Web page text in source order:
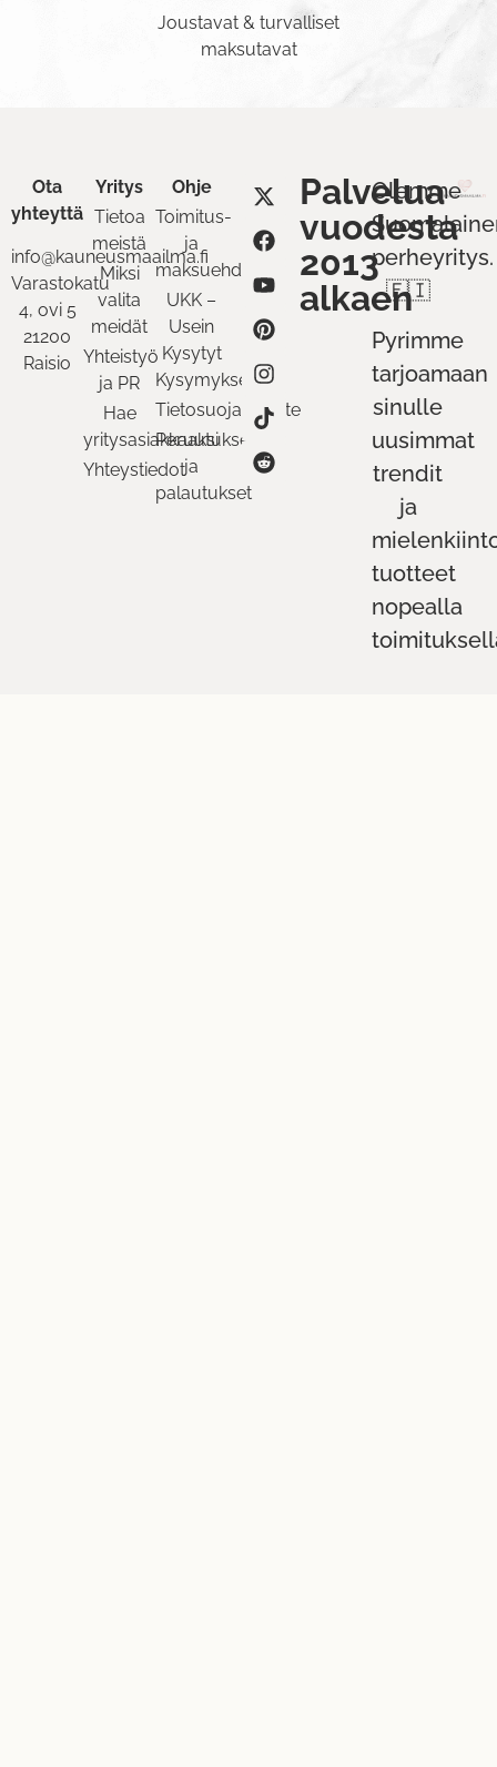
Joustavat & turvalliset
maksutavat
Ota
yhteyttä
info@kauneusmaailma.fi
Varastokatu
4, ovi 5
21200
Raisio
Yritys
Tietoa
meistä
Miksi
valita
meidät
Yhteistyö
ja PR
Hae
yritysasiakkaaksi
Yhteystiedot
Ohje
Toimitus-
ja
maksuehdot
UKK –
Usein
Kysytyt
Kysymykset
Tietosuojaseloste
Peruutukset
ja
palautukset
Palvelua
vuodesta
2013
alkaen
Olemme
perheyritys.
🇫🇮
Pyrimme
tarjoamaan
sinulle
uusimmat
trendit
ja
tuotteet
nopealla